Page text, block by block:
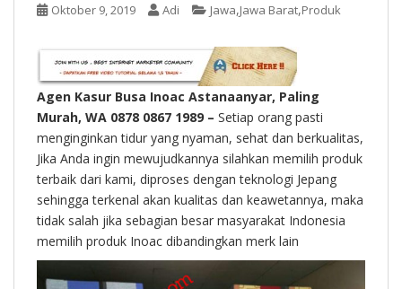
Oktober 9, 2019 Adi Jawa,Jawa Barat,Produk
Agen Kasur Busa Inoac Astanaanyar, Paling
Murah, WA 0878 0867 1989 – Setiap orang pasti
menginginkan tidur yang nyaman, sehat dan berkualitas,
Jika Anda ingin mewujudkannya silahkan memilih produk
terbaik dari kami, diproses dengan teknologi Jepang
sehingga terkenal akan kualitas dan keawetannya, maka
tidak salah jika sebagian besar masyarakat Indonesia
memilih produk Inoac dibandingkan merk lain